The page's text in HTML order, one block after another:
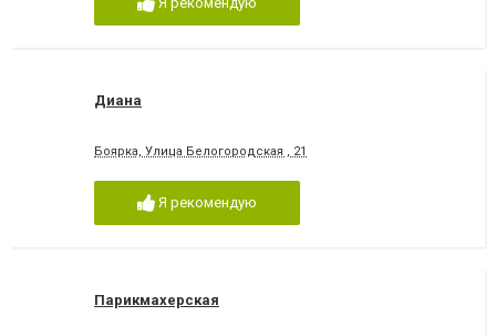
Диана
Боярка, Улица Белогородская , 21
Я рекомендую
Парикмахерская